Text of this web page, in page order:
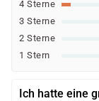
4 Sterne
3 Sterne
2 Sterne
1 Stern
Ich hatte eine